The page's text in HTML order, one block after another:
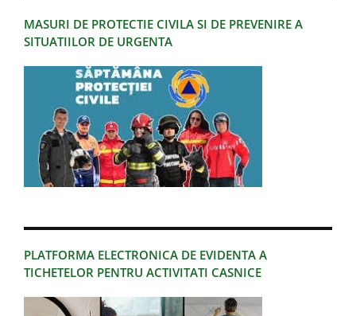
MASURI DE PROTECTIE CIVILA SI DE PREVENIRE A
SITUATIILOR DE URGENTA
PLATFORMA ELECTRONICA DE EVIDENTA A
TICHETELOR PENTRU ACTIVITATI CASNICE